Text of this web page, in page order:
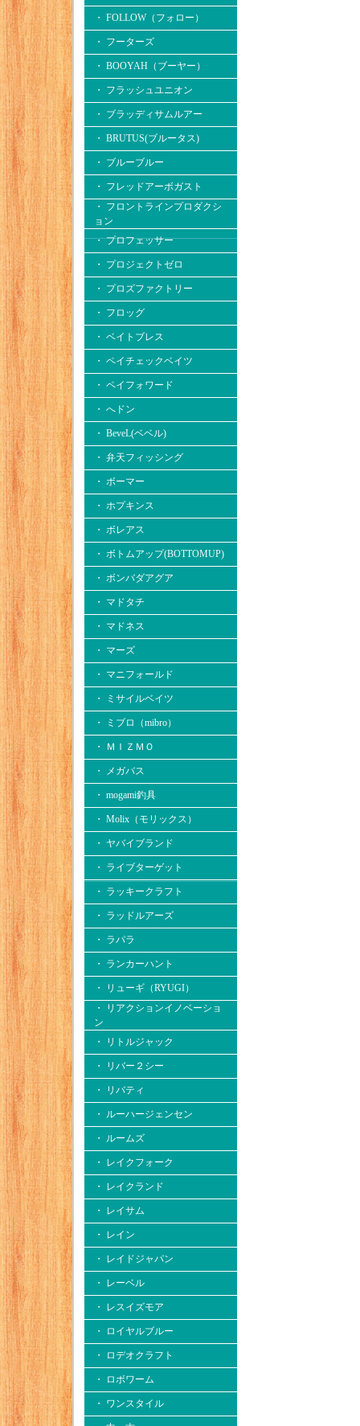
・ FOLLOW（フォロー）
・ フーターズ
・ BOOYAH（ブーヤー）
・ フラッシュユニオン
・ ブラッディサムルアー
・ BRUTUS(ブルータス)
・ ブルーブルー
・ フレッドアーボガスト
・ フロントラインプロダクシ
ョン
・ プロフェッサー
・ プロジェクトゼロ
・ プロズファクトリー
・ フロッグ
・ ベイトブレス
・ ペイチェックベイツ
・ ペイフォワード
・ へドン
・ BeveL(ベベル)
・ 弁天フィッシング
・ ボーマー
・ ホプキンス
・ ボレアス
・ ボトムアップ(BOTTOMUP)
・ ボンバダアグア
・ マドタチ
・ マドネス
・ マーズ
・ マニフォールド
・ ミサイルベイツ
・ ミブロ（mibro）
・ ＭＩＺＭＯ
・ メガバス
・ mogami釣具
・ Molix（モリックス）
・ ヤバイブランド
・ ライブターゲット
・ ラッキークラフト
・ ラッドルアーズ
・ ラパラ
・ ランカーハント
・ リューギ（RYUGI）
・ リアクションイノベーショ
ン
・ リトルジャック
・ リバー２シー
・ リバティ
・ ルーハージェンセン
・ ルームズ
・ レイクフォーク
・ レイクランド
・ レイサム
・ レイン
・ レイドジャパン
・ レーベル
・ レスイズモア
・ ロイヤルブルー
・ ロデオクラフト
・ ロボワーム
・ ワンスタイル